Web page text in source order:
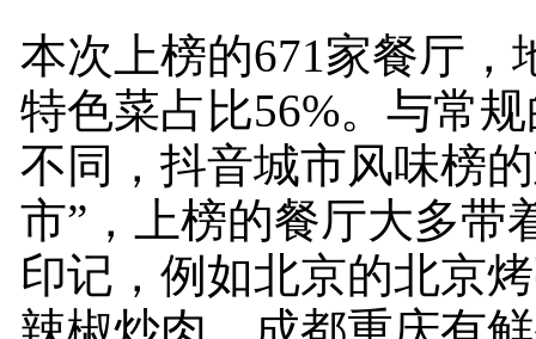
本次上榜的671家餐厅，
特色菜占比56%。与常
不同，抖音城市风味榜
市”，上榜的餐厅大多带
印记，例如北京的北京